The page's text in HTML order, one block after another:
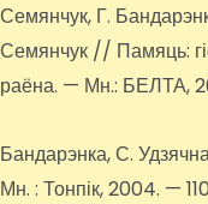
Семянчук, Г.
Семянчук // Памяць:
раёна. — Мн.: БЕЛТА,
Бандарэнка, С.
Мн. : Тонпік, 2004. —